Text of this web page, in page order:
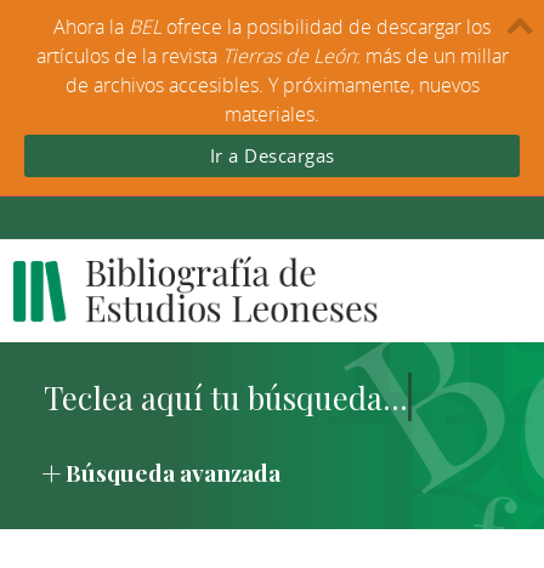
Búsqueda avanzada
Ahora la BEL ofrece la posibilidad de descargar los
artículos de la revista Tierras de León: más de un millar
de archivos accesibles. Y próximamente, nuevos
materiales.
Ir a Descargas